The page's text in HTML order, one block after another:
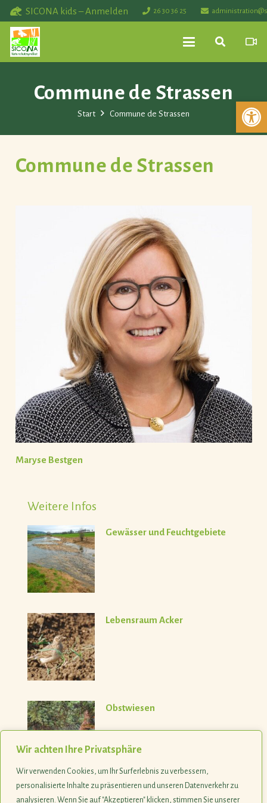
Wir achten Ihre Privatsphäre
Wir verwenden Cookies, um Ihr Surferlebnis zu verbessern,
personalisierte Inhalte zu präsentieren und unseren Datenverkehr zu
analysieren. Wenn Sie auf "Akzeptieren" klicken, stimmen Sie unserer
SICONA kids – Anmelden 26 30 36 25
Commune de Strassen
Start Commune de Strassen
Commune de Strassen
Maryse Bestgen
Weitere Infos
Gewässer und Feuchtgebiete
Lebensraum Acker
Obstwiesen